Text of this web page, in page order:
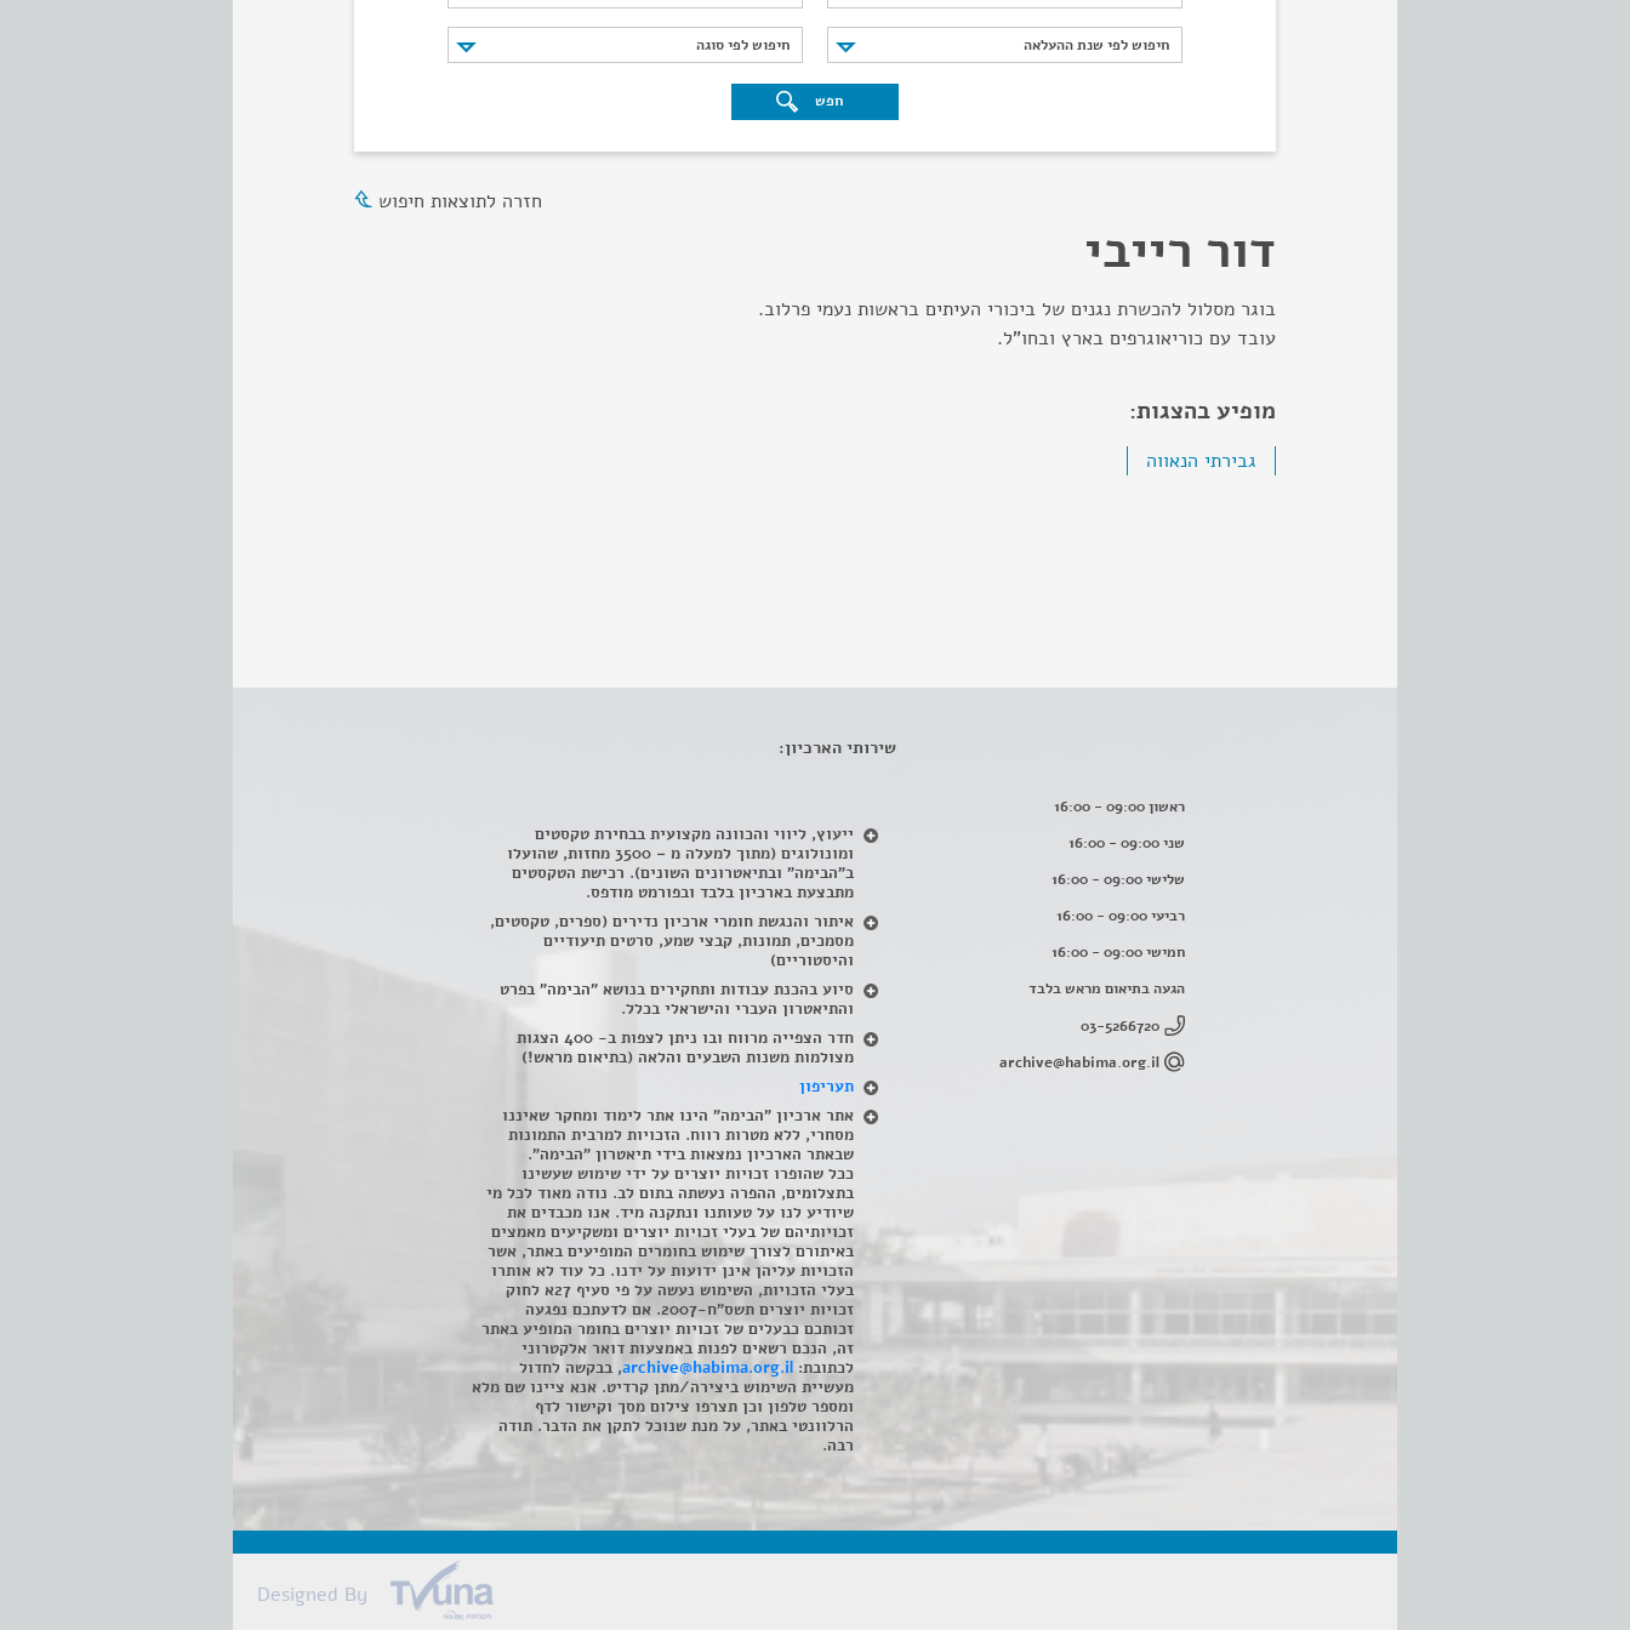
חיפוש לפי שנת ההעלאה
חיפוש לפי שנת ההעלאה חיפוש לפי סוגה
חיפוש לפי סוגה
חפש
חזרה לתוצאות חיפוש
דור רייבי
בוגר מסלול להכשרת נגנים של ביכורי העיתים בראשות נעמי פרלוב.
עובד עם כוריאוגרפים בארץ ובחו"ל.
מופיע בהצגות:
גבירתי הנאווה
ראשון 09:00 - 16:00
שני 09:00 - 16:00
שלישי 09:00 - 16:00
רביעי 09:00 - 16:00
חמישי 09:00 - 16:00
הגעה בתיאום מראש בלבד
03-5266720
archive@habima.org.il
שירותי הארכיון:
ייעוץ, ליווי והכוונה מקצועית בבחירת טקסטים
ומונולוגים (מתוך למעלה מ – 3500 מחזות, שהועלו
ב"הבימה" ובתיאטרונים השונים). רכישת הטקסטים
מתבצעת בארכיון בלבד ובפורמט מודפס.
איתור והנגשת חומרי ארכיון נדירים (ספרים, טקסטים,
מסמכים, תמונות, קבצי שמע, סרטים תיעודיים
והיסטוריים)
סיוע בהכנת עבודות ותחקירים בנושא "הבימה" בפרט
והתיאטרון העברי והישראלי בכלל.
חדר הצפייה מרווח ובו ניתן לצפות ב- 400 הצגות
מצולמות משנות השבעים והלאה (בתיאום מראש!)
תעריפון
אתר ארכיון "הבימה" הינו אתר לימוד ומחקר שאיננו
מסחרי, ללא מטרות רווח. הזכויות למרבית התמונות
שבאתר הארכיון נמצאות בידי תיאטרון "הבימה".
ככל שהופרו זכויות יוצרים על ידי שימוש שעשינו
בתצלומים, ההפרה נעשתה בתום לב. נודה מאוד לכל מי
שיודיע לנו על טעותנו ונתקנה מיד. אנו מכבדים את
זכויותיהם של בעלי זכויות יוצרים ומשקיעים מאמצים
באיתורם לצורך שימוש בחומרים המופיעים באתר, אשר
הזכויות עליהן אינן ידועות על ידנו. כל עוד לא אותרו
בעלי הזכויות, השימוש נעשה על פי סעיף 27א לחוק
זכויות יוצרים תשס"ח-2007. אם לדעתכם נפגעה
זכותכם כבעלים של זכויות יוצרים בחומר המופיע באתר
זה, הנכם רשאים לפנות באמצעות דואר אלקטרוני
לכתובת: archive@habima.org.il, בבקשה לחדול
מעשיית השימוש ביצירה/מתן קרדיט. אנא ציינו שם מלא
ומספר טלפון וכן תצרפו צילום מסך וקישור לדף
הרלוונטי באתר, על מנת שנוכל לתקן את הדבר. תודה
רבה.
Designed By